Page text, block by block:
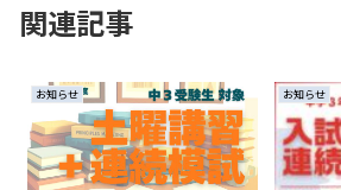
関連記事
お知らせ お知らせ